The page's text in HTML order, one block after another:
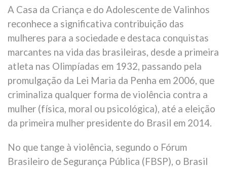
A Casa da Criança e do Adolescente de Valinhos
reconhece a significativa contribuição das
mulheres para a sociedade e destaca conquistas
marcantes na vida das brasileiras, desde a primeira
atleta nas Olimpíadas em 1932, passando pela
promulgação da Lei Maria da Penha em 2006, que
criminaliza qualquer forma de violência contra a
mulher (física, moral ou psicológica), até a eleição
da primeira mulher presidente do Brasil em 2014.
No que tange à violência, segundo o Fórum
Brasileiro de Segurança Pública (FBSP), o Brasil